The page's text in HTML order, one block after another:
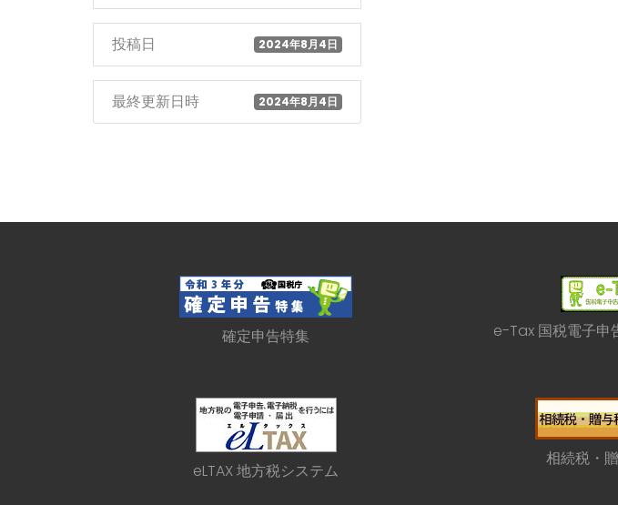
投稿日 2024年8月4日
最終更新日時 2024年8月4日
確定申告特集 e-Tax 国税電子
eLTAX 地方税システム
相続税・